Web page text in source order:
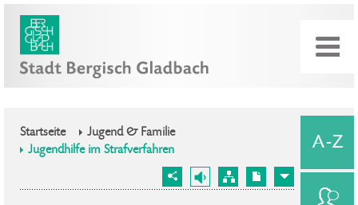
Startseite
Jugend & Familie
Jugendhilfe im Strafverfahren